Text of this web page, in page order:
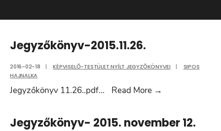
Jegyzőkönyv-2015.11.26.
2016-02-18 | KÉPVISELŐ-TESTÜLET NYÍLT JEGYZŐKÖNYVEI |
SIPOS
HAJNALKA
Jegyzőkönyv 11.26..pdf... Read More →
Jegyzőkönyv- 2015. november 12.